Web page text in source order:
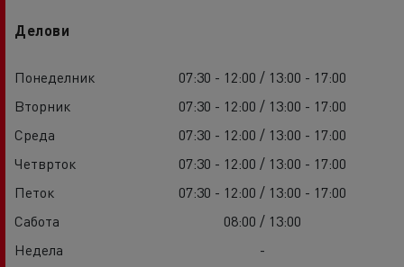
Делови
Понеделник
07:30 - 12:00 / 13:00 - 17:00
Вторник
07:30 - 12:00 / 13:00 - 17:00
Среда
07:30 - 12:00 / 13:00 - 17:00
Четврток
07:30 - 12:00 / 13:00 - 17:00
Петок
07:30 - 12:00 / 13:00 - 17:00
Сабота
08:00 / 13:00
Недела
-